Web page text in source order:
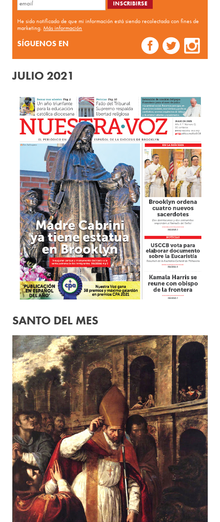
He sido notificado de que mi información está siendo recolectada con fines de
marketing.Más información
SÍGUENOS EN
JULIO 2021
SANTO DEL MES